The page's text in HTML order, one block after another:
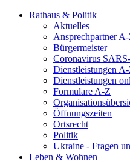
Rathaus & Politik
Aktuelles
Ansprechpartner
Bürgermeister
Coronavirus
Dienstleistungen
Dienstleistungen
Formulare A-Z
Öffnungszeiten
Ortsrecht
Politik
Ukraine - Fragen
Leben & Wohnen